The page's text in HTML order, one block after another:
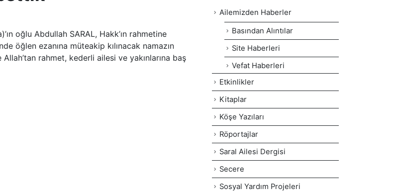
oğlu Abdullah SARAL, Hakk’ın rahmetine
öğlen ezanına müteakip kılınacak namazın
rahmet, kederli ailesi ve yakınlarına baş
Ailemizden Haberler
Basından Alıntılar
Site Haberleri
Vefat Haberleri
Etkinlikler
Kitaplar
Köşe Yazıları
Röportajlar
Saral Ailesi Dergisi
Secere
Sosyal Yardım Projeleri